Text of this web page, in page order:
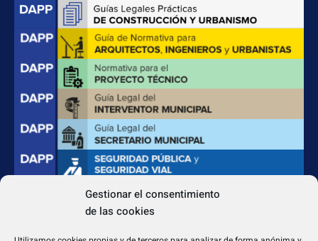
Gestionar el consentimiento
de las cookies